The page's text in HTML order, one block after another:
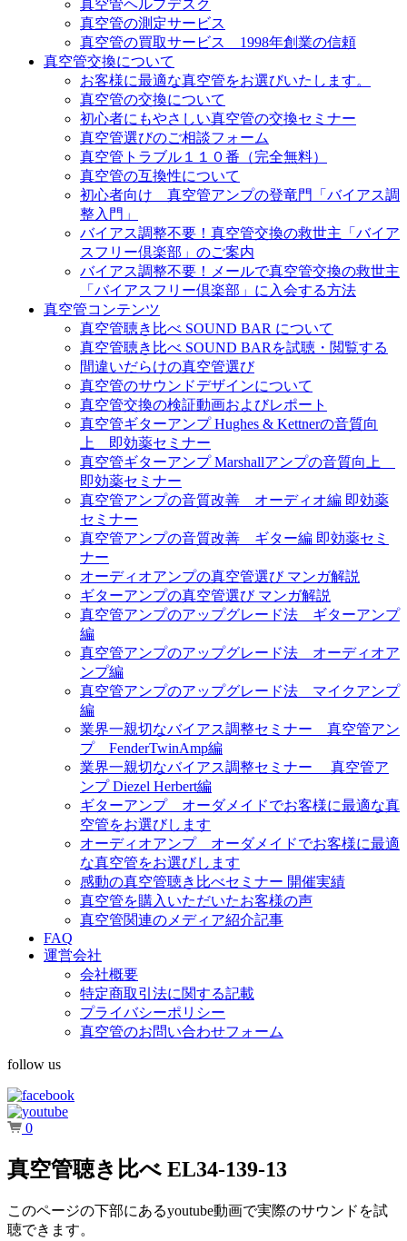
真空管ヘルプデスク
真空管の測定サービス
真空管の買取サービス 1998年創業の信頼
真空管交換について
お客様に最適な真空管をお選びいたします。
真空管の交換について
初心者にもやさしい真空管の交換セミナー
真空管選びのご相談フォーム
真空管トラブル１１０番（完全無料）
真空管の互換性について
初心者向け 真空管アンプの登竜門「バイアス調
整入門」
バイアス調整不要！真空管交換の救世主「バイア
スフリー倶楽部」のご案内
バイアス調整不要！メールで真空管交換の救世主
「バイアスフリー倶楽部」に入会する方法
真空管コンテンツ
真空管聴き比べ SOUND BAR について
真空管聴き比べ SOUND BARを試聴・閲覧する
間違いだらけの真空管選び
真空管のサウンドデザインについて
真空管交換の検証動画およびレポート
真空管ギターアンプ Hughes & Kettnerの音質向
上 即効薬セミナー
真空管ギターアンプ Marshallアンプの音質向上
即効薬セミナー
真空管アンプの音質改善 オーディオ編 即効薬
セミナー
真空管アンプの音質改善 ギター編 即効薬セミ
ナー
オーディオアンプの真空管選び マンガ解説
ギターアンプの真空管選び マンガ解説
真空管アンプのアップグレード法 ギターアンプ
編
真空管アンプのアップグレード法 オーディオア
ンプ編
真空管アンプのアップグレード法 マイクアンプ
編
業界一親切なバイアス調整セミナー 真空管アン
プ FenderTwinAmp編
業界一親切なバイアス調整セミナー 真空管ア
ンプ Diezel Herbert編
ギターアンプ オーダメイドでお客様に最適な真
空管をお選びします
オーディオアンプ オーダメイドでお客様に最適
な真空管をお選びします
感動の真空管聴き比べセミナー 開催実績
真空管を購入いただいたお客様の声
真空管関連のメディア紹介記事
FAQ
運営会社
会社概要
特定商取引法に関する記載
プライバシーポリシー
真空管のお問い合わせフォーム
follow us
0
真空管聴き比べ EL34-139-13
このページの下部にあるyoutube動画で実際のサウンドを試
聴できます。